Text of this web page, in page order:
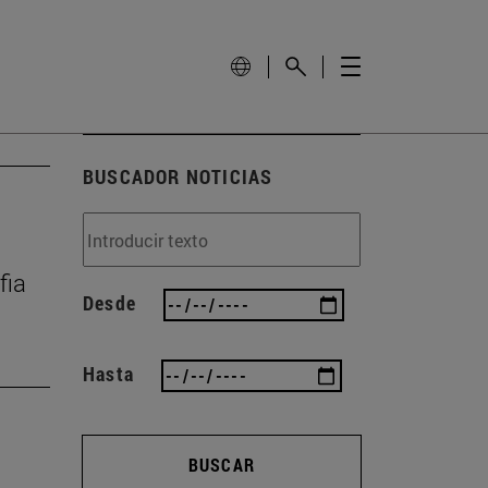
BUSCADOR NOTICIAS
Desde
Hasta
BUSCAR